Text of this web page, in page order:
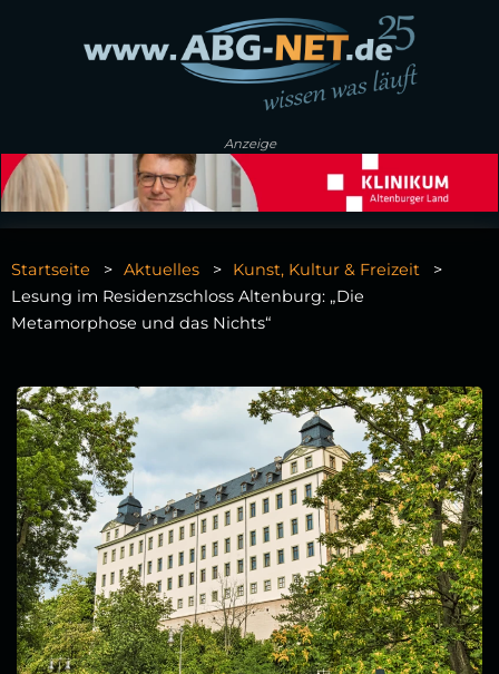
Anzeige
Startseite Aktuelles
Kunst, Kultur & Freizeit
Lesung im Residenzschloss Altenburg: „Die
Metamorphose und das Nichts“